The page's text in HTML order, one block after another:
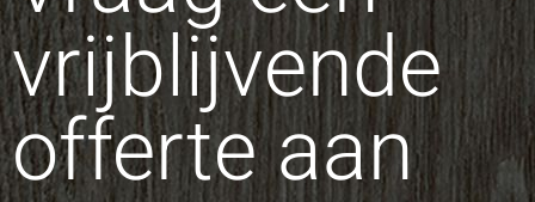
vrijblijvende
offerte aan